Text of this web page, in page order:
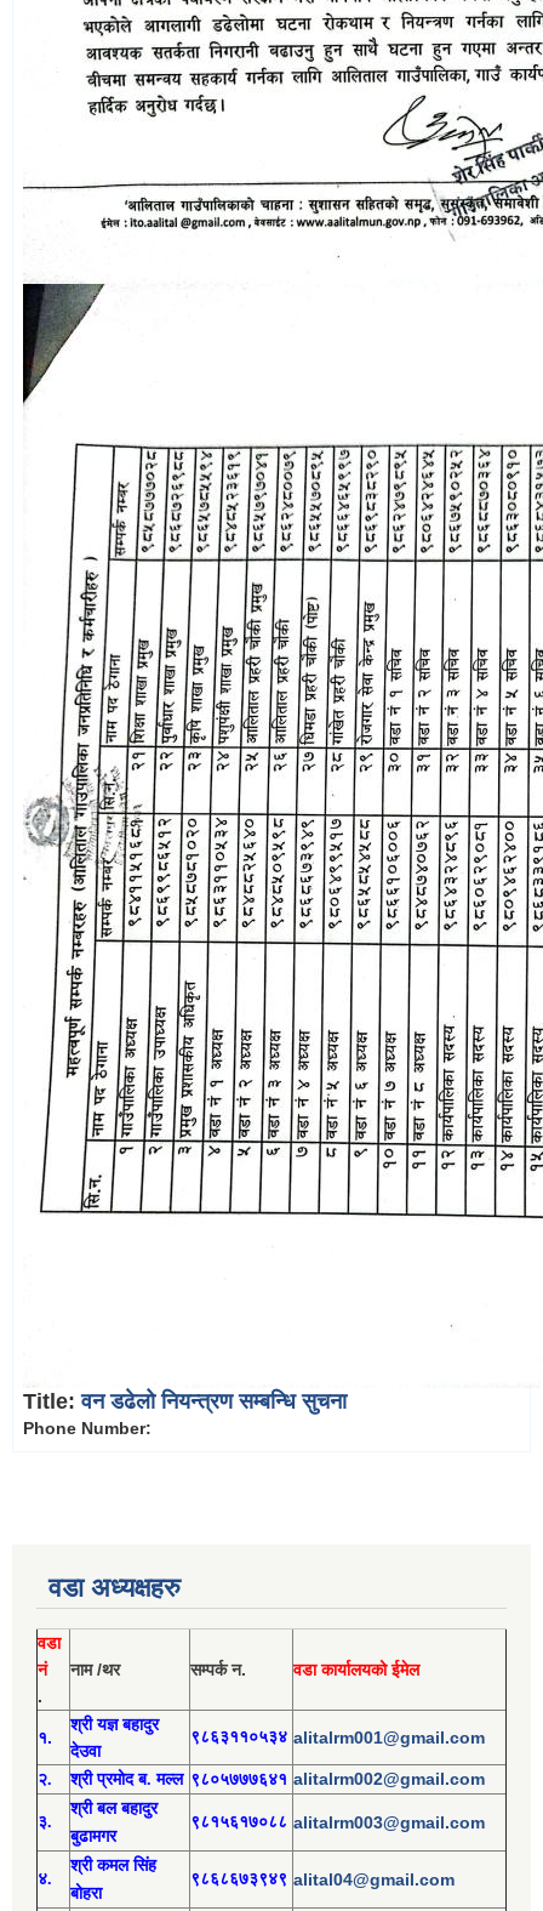
Title:वन डढेलो नियन्त्रण सम्बन्धि सुचना
Phone Number:
वडा अध्यक्षहरु
वडा
नं
.
नाम /थर सम्पर्क न. वडा कार्यालयको ईमेल
१.
श्री यज्ञ बहादुर
देउवा
९८६३११०५३४ alitalrm001@gmail.com
२. श्रीप्रमोदब. मल्ल ९८०५७७७६४१ alitalrm002@gmail.com
३.
श्रीबल बहादुर
बुढामगर
९८१५६१७०८८ alitalrm003@gmail.com
४.
श्री कमल सिंह
बोहरा
९८६८६७३९४९ alital04@gmail.com